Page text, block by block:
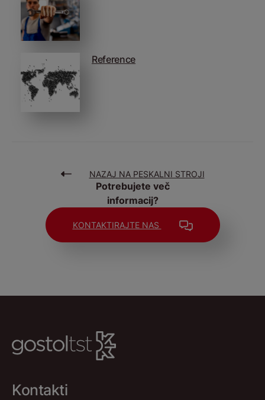
Reference
NAZAJ NA PESKALNI STROJI
Potrebujete več
informacij?
KONTAKTIRAJTE NAS
Kontakti